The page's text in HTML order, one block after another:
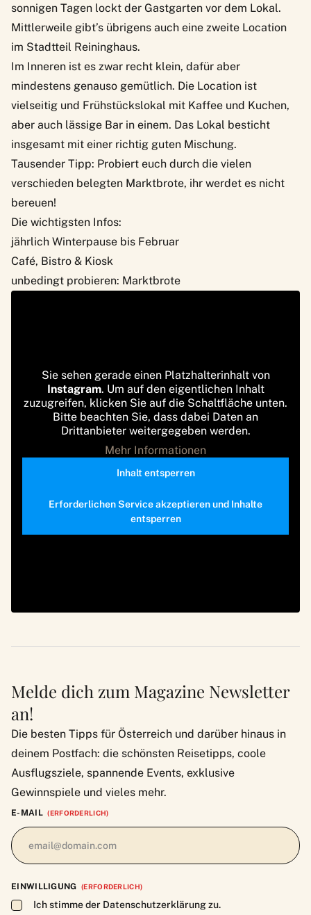
sonnigen Tagen lockt der Gastgarten vor dem Lokal.
Mittlerweile gibt’s übrigens auch eine zweite Location
im Stadtteil Reininghaus.
Im Inneren ist es zwar recht klein, dafür aber
mindestens genauso gemütlich. Die Location ist
vielseitig und Frühstückslokal mit Kaffee und Kuchen,
aber auch lässige Bar in einem. Das Lokal besticht
insgesamt mit einer richtig guten Mischung.
Tausender Tipp: Probiert euch durch die vielen
verschieden belegten Marktbrote, ihr werdet es nicht
bereuen!
Die wichtigsten Infos:
jährlich Winterpause bis Februar
Café, Bistro & Kiosk
unbedingt probieren: Marktbrote
Sie sehen gerade einen Platzhalterinhalt von
Instagram. Um auf den eigentlichen Inhalt
zuzugreifen, klicken Sie auf die Schaltfläche unten.
Bitte beachten Sie, dass dabei Daten an
Drittanbieter weitergegeben werden.
Mehr Informationen
Inhalt entsperren
Erforderlichen Service akzeptieren und Inhalte
entsperren
Melde dich zum Magazine Newsletter
an!
Die besten Tipps für Österreich und darüber hinaus in
deinem Postfach: die schönsten Reisetipps, coole
Ausflugsziele, spannende Events, exklusive
Gewinnspiele und vieles mehr.
E-MAIL (ERFORDERLICH)
EINWILLIGUNG (ERFORDERLICH)
Ich stimme der Datenschutzerklärung zu.